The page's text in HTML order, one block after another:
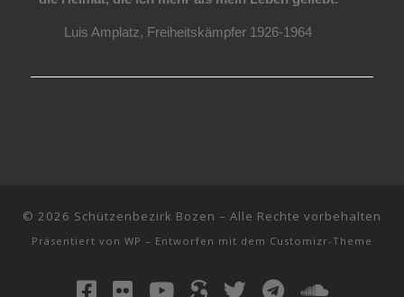
Luis Amplatz, Freiheitskämpfer 1926-1964
© 2026 Schützenbezirk Bozen – Alle Rechte vorbehalten
Präsentiert von WP – Entworfen mit dem Customizr-Theme